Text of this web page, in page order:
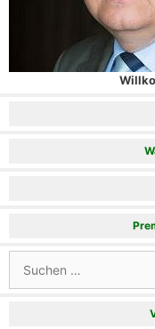
nach: